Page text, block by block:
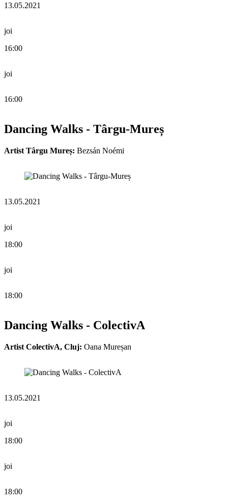
13.05.2021
joi
16:00
joi
16:00
Dancing Walks - Târgu-Mureș
Artist Târgu Mureș: Bezsán Noémi
13.05.2021
joi
18:00
joi
18:00
Dancing Walks - ColectivA
Artist ColectivA, Cluj: Oana Mureșan
13.05.2021
joi
18:00
joi
18:00